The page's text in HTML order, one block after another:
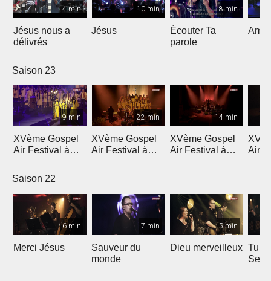
4 min
Jésus nous a
délivrés
10 min
Jésus
8 min
Écouter Ta
parole
Ami
Saison 23
9 min
XVème Gospel
Air Festival à
22 min
XVème Gospel
Air Festival à
14 min
XVème Gospel
Air Festival à
Air
Saison 22
6 min
Merci Jésus
7 min
Sauveur du
monde
5 min
Dieu merveilleux Tu